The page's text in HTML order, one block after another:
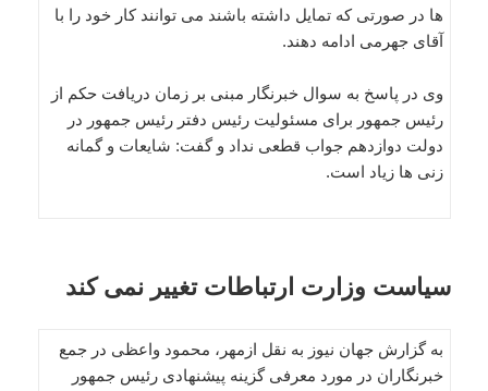
ها در صورتی که تمایل داشته باشند می توانند کار خود را با
آقای جهرمی ادامه دهند.
وی در پاسخ به سوال خبرنگار مبنی بر زمان دریافت حکم از
رئیس جمهور برای مسئولیت رئیس دفتر رئیس جمهور در
دولت دوازدهم جواب قطعی نداد و گفت: شایعات و گمانه
زنی ها زیاد است.
سیاست وزارت ارتباطات تغییر نمی کند
به گزارش جهان نیوز به نقل ازمهر، محمود واعظی در جمع
خبرنگاران در مورد معرفی گزینه پیشنهادی رئیس جمهور